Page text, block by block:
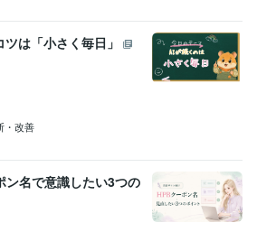
Tomcat:10年
年 PostgreSQL:10年
ブツール
年Stable Diffusion:2年
ココナラ出品設計（商品構成・価格・導
のベネフィット化
SNS運用テンプレ即納
は「小さく毎日」
・改善
ン名で意識したい3つの